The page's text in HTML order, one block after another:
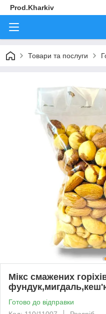
Prod.Kharkiv
Товари та послуги
Мікс смажених
Готово до відправки